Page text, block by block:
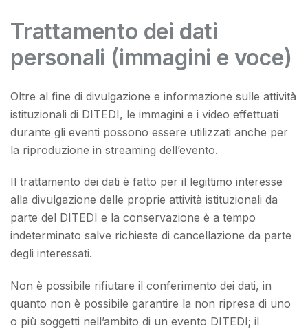
Trattamento dei dati
personali (immagini e voce)
Oltre al fine di divulgazione e informazione sulle attività
istituzionali di DITEDI, le immagini e i video effettuati
durante gli eventi possono essere utilizzati anche per
la riproduzione in streaming dell’evento.
Il trattamento dei dati è fatto per il legittimo interesse
alla divulgazione delle proprie attività istituzionali da
parte del DITEDI e la conservazione è a tempo
indeterminato salve richieste di cancellazione da parte
degli interessati.
Non è possibile rifiutare il conferimento dei dati, in
quanto non è possibile garantire la non ripresa di uno
o più soggetti nell’ambito di un evento DITEDI; il